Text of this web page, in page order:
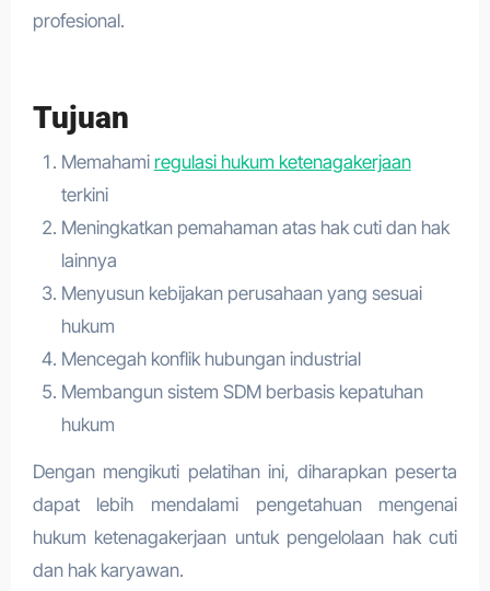
profesional.
Tujuan
Memahami regulasi hukum ketenagakerjaan
terkini
Meningkatkan pemahaman atas hak cuti dan hak
lainnya
Menyusun kebijakan perusahaan yang sesuai
hukum
Mencegah konflik hubungan industrial
Membangun sistem SDM berbasis kepatuhan
hukum
Dengan mengikuti pelatihan ini, diharapkan peserta
dapat lebih mendalami pengetahuan mengenai
hukum ketenagakerjaan untuk pengelolaan hak cuti
dan hak karyawan.